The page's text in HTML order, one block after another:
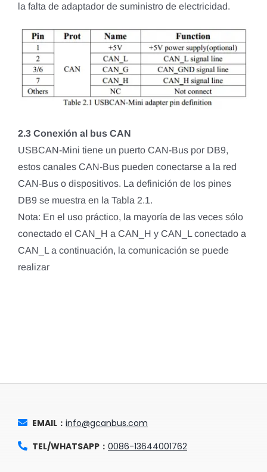
la falta de adaptador de suministro de electricidad.
2.3 Conexión al bus CAN
USBCAN-Mini tiene un puerto CAN-Bus por DB9,
estos canales CAN-Bus pueden conectarse a la red
CAN-Bus o dispositivos. La definición de los pines
DB9 se muestra en la Tabla 2.1.
Nota: En el uso práctico, la mayoría de las veces sólo
conectado el CAN_H a CAN_H y CAN_L conectado a
CAN_L a continuación, la comunicación se puede
realizar
EMAIL： info@gcanbus.com
TEL/WHATSAPP： 0086-13644001762